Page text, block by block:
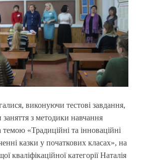
виконуючи тестові завдання,
заняття з методики навчання
темою «Традиційні та інноваційні
казки у початкових класах», на
кваліфікаційної категорії Наталія